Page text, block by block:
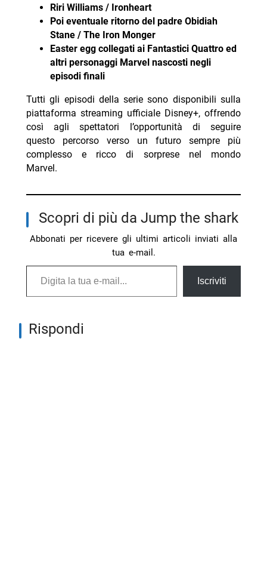
Riri Williams / Ironheart
Poi eventuale ritorno del padre Obidiah
Stane / The Iron Monger
Easter egg collegati ai Fantastici Quattro ed
altri personaggi Marvel nascosti negli
episodi finali
Tutti gli episodi della serie sono disponibili sulla
piattaforma streaming ufficiale Disney+, offrendo
così agli spettatori l’opportunità di seguire
questo percorso verso un futuro sempre più
complesso e ricco di sorprese nel mondo
Marvel.
Scopri di più da Jump the shark
Abbonati per ricevere gli ultimi articoli inviati alla
tua e-mail.
Digita la tua e-mail...
Iscriviti
Rispondi